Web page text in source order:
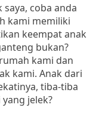
coba anda
kami memiliki
keempat anak
bukan?
kami dan
kami. Anak dari
tiba-tiba
jelek?